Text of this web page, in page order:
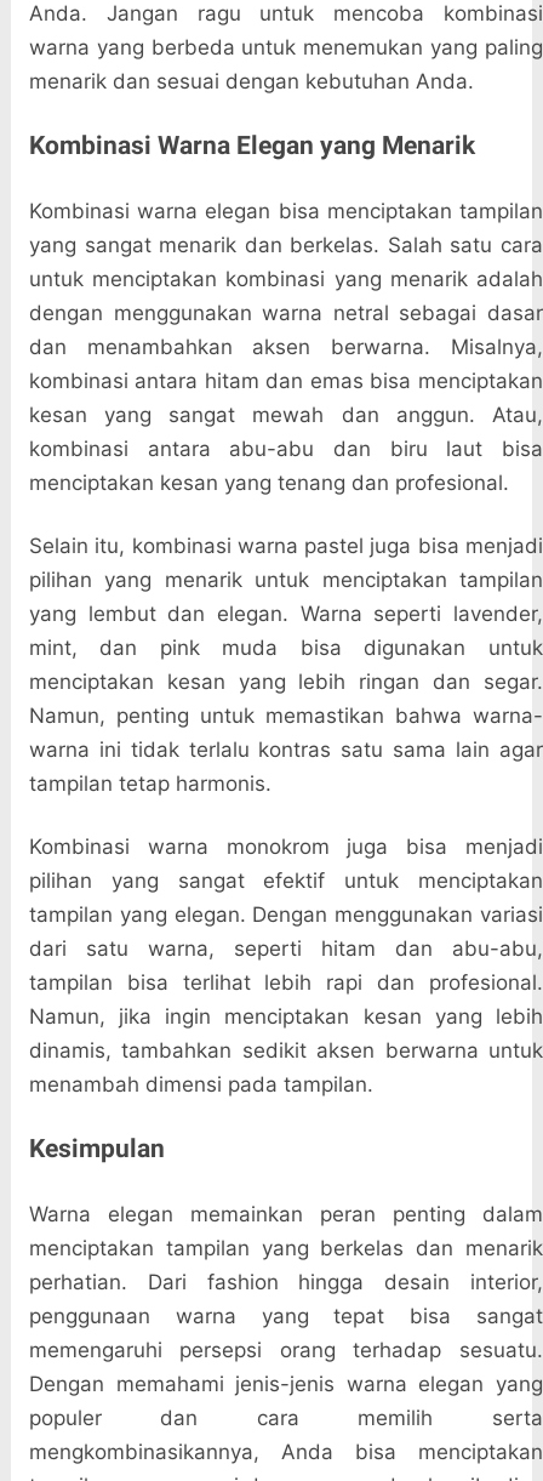
Anda. Jangan ragu untuk mencoba kombinasi
warna yang berbeda untuk menemukan yang paling
menarik dan sesuai dengan kebutuhan Anda.
Kombinasi Warna Elegan yang Menarik
Kombinasi warna elegan bisa menciptakan tampilan
yang sangat menarik dan berkelas. Salah satu cara
untuk menciptakan kombinasi yang menarik adalah
dengan menggunakan warna netral sebagai dasar
dan menambahkan aksen berwarna. Misalnya,
kombinasi antara hitam dan emas bisa menciptakan
kesan yang sangat mewah dan anggun. Atau,
kombinasi antara abu-abu dan biru laut bisa
menciptakan kesan yang tenang dan profesional.
Selain itu, kombinasi warna pastel juga bisa menjadi
pilihan yang menarik untuk menciptakan tampilan
yang lembut dan elegan. Warna seperti lavender,
mint, dan pink muda bisa digunakan untuk
menciptakan kesan yang lebih ringan dan segar.
Namun, penting untuk memastikan bahwa warna-
warna ini tidak terlalu kontras satu sama lain agar
tampilan tetap harmonis.
Kombinasi warna monokrom juga bisa menjadi
pilihan yang sangat efektif untuk menciptakan
tampilan yang elegan. Dengan menggunakan variasi
dari satu warna, seperti hitam dan abu-abu,
tampilan bisa terlihat lebih rapi dan profesional.
Namun, jika ingin menciptakan kesan yang lebih
dinamis, tambahkan sedikit aksen berwarna untuk
menambah dimensi pada tampilan.
Kesimpulan
Warna elegan memainkan peran penting dalam
menciptakan tampilan yang berkelas dan menarik
perhatian. Dari fashion hingga desain interior,
penggunaan warna yang tepat bisa sangat
memengaruhi persepsi orang terhadap sesuatu.
Dengan memahami jenis-jenis warna elegan yang
populer dan cara memilih serta
mengkombinasikannya, Anda bisa menciptakan